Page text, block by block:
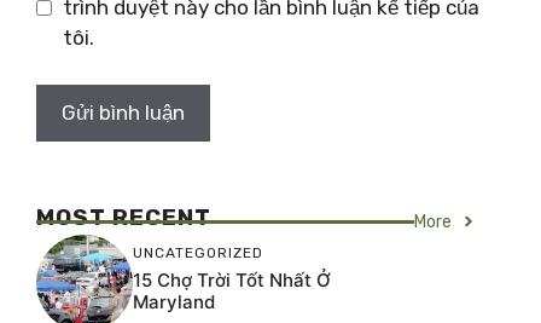
trình duyệt này cho lần bình luận kế tiếp của
tôi.
MOST RECENT More
UNCATEGORIZED
15 Chợ Trời Tốt Nhất Ở
Maryland